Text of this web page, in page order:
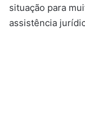
situação para
assistência